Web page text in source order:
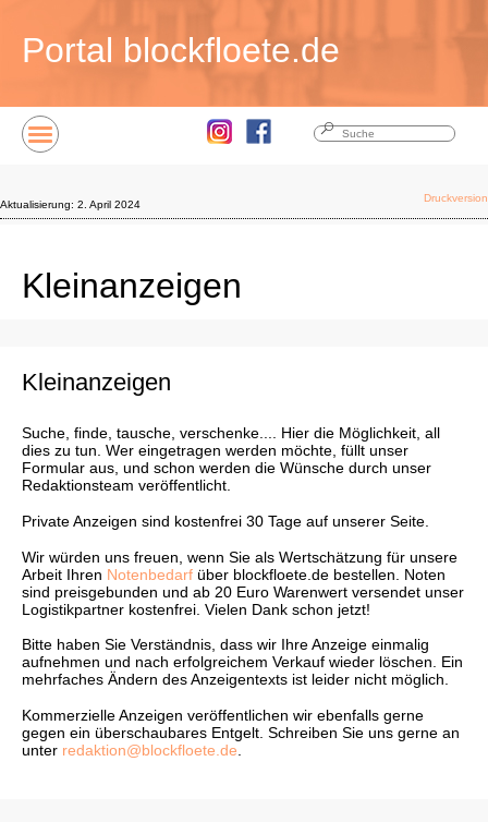
Portal blockfloete.de
Aktualisierung: 2. April 2024
Druckversion
Kleinanzeigen
Kleinanzeigen
Suche, finde, tausche, verschenke.... Hier die Möglichkeit, all
dies zu tun. Wer eingetragen werden möchte, füllt unser
Formular aus, und schon werden die Wünsche durch unser
Redaktionsteam veröffentlicht.
Private Anzeigen sind kostenfrei 30 Tage auf unserer Seite.
Wir würden uns freuen, wenn Sie als Wertschätzung für unsere
Arbeit Ihren Notenbedarf über blockfloete.de bestellen. Noten
sind preisgebunden und ab 20 Euro Warenwert versendet unser
Logistikpartner kostenfrei. Vielen Dank schon jetzt!
Bitte haben Sie Verständnis, dass wir Ihre Anzeige einmalig
aufnehmen und nach erfolgreichem Verkauf wieder löschen. Ein
mehrfaches Ändern des Anzeigentexts ist leider nicht möglich.
Kommerzielle Anzeigen veröffentlichen wir ebenfalls gerne
gegen ein überschaubares Entgelt. Schreiben Sie uns gerne an
unter redaktion@blockfloete.de